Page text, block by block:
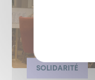
SOLIDARITÉ